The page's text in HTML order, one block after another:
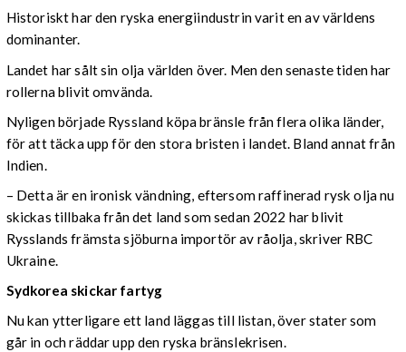
Historiskt har den ryska energiindustrin varit en av världens
dominanter.
Landet har sålt sin olja världen över. Men den senaste tiden har
rollerna blivit omvända.
Nyligen började Ryssland köpa bränsle från flera olika länder,
för att täcka upp för den stora bristen i landet. Bland annat från
Indien.
– Detta är en ironisk vändning, eftersom raffinerad rysk olja nu
skickas tillbaka från det land som sedan 2022 har blivit
Rysslands främsta sjöburna importör av råolja, skriver RBC
Ukraine.
Sydkorea skickar fartyg
Nu kan ytterligare ett land läggas till listan, över stater som
går in och räddar upp den ryska bränslekrisen.